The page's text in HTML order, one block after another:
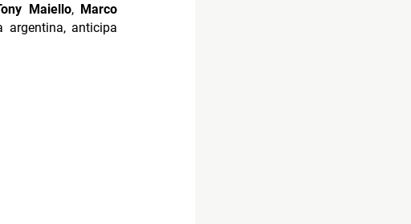
Maiello, Marco
anticipa